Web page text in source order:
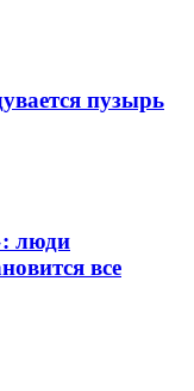
пузырь
люди
все